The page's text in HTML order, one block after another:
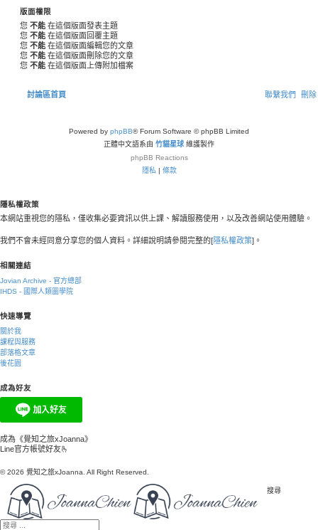
版面權限
您 不能 在這個版面發表主題
您 不能 在這個版面回覆主題
您 不能 在這個版面編輯您的文章
您 不能 在這個版面刪除您的文章
您 不能 在這個版面上傳附加檔案
討論區首頁 刪
聯繫我們
Powered by phpBB® Forum Software © phpBB Limited
正體中文語系由 竹貓星球 維護製作
phpBB Reactions
隱私 | 條款
隱私權政策
本網站重視您的隱私，僅收集必要資訊以供上課、解讀服務使用，以及改善網站使用體驗。
我們不會未經同意分享您的個人資料。詳細說明請參閱完整的[隱私權政策]。
相關連結
Jovian Archive - 官方總部
IHDS - 國際人類圖學院
快速導覽
關於我
課程與服務
部落格文章
後花園
成為好友
成為《覺知之旅xJoanna》
Line官方帳號好友🫰
© 2026 覺知之旅xJoanna. All Right Reserved.
搜尋